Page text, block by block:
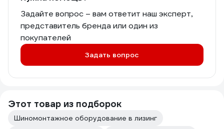
Задайте вопрос – вам ответит наш эксперт,
представитель бренда или один из
покупателей
Задать вопрос
Этот товар из подборок
Шиномонтажное оборудование в лизинг